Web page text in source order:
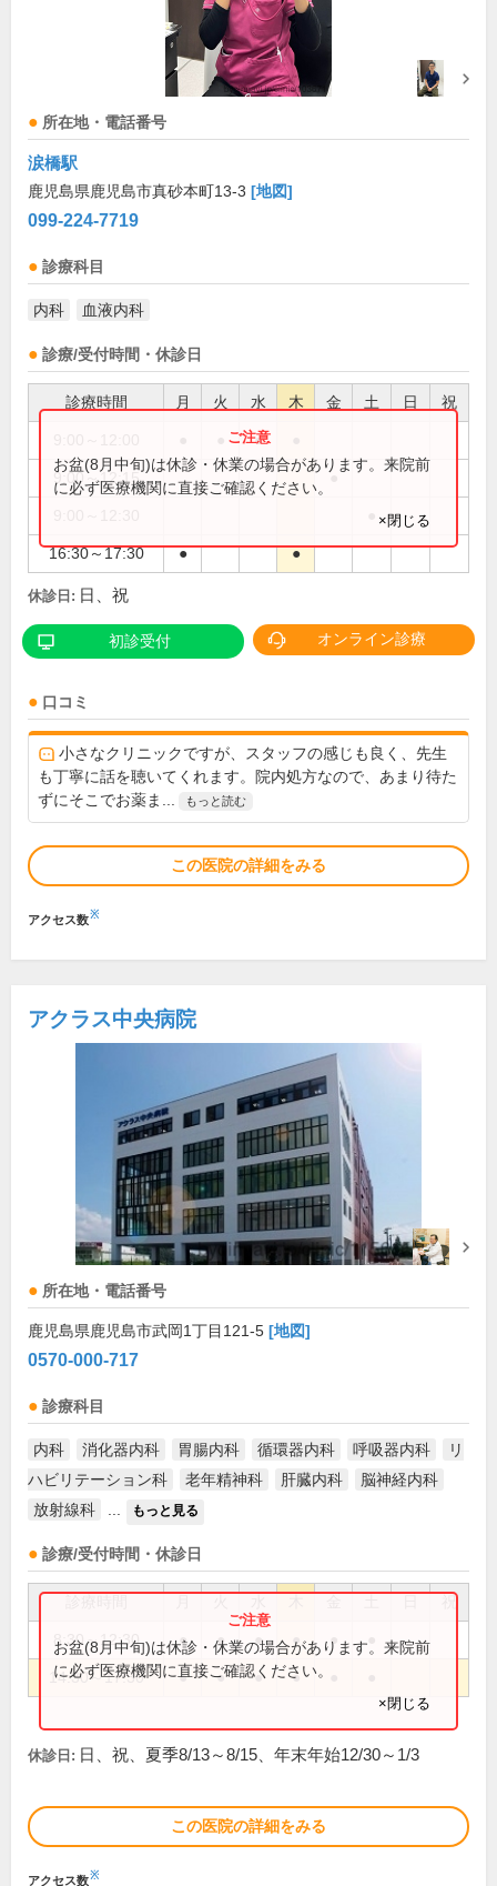
所在地・電話番号
涙橋駅
鹿児島県鹿児島市真砂本町13-3 [地図]
099-224-7719
診療科目
内科 血液内科
診療/受付時間・休診日
診療時間 月 火 水 木 金 土 日 祝
●
9:00～12:15 ●
16:30～17:30 ● ●
お盆(8月中旬)は休診・休業の場合があります。来院前
に必ず医療機関に直接ご確認ください。
×閉じる
休診日: 日、祝
初診受付 オンライン診療
口コミ
小さなクリニックですが、スタッフの感じも良く、先生
も丁寧に話を聴いてくれます。院内処方なので、あまり待た
ずにそこでお薬ま...
もっと読む
この医院の詳細をみる
アクセス数※
アクラス中央病院
所在地・電話番号
鹿児島県鹿児島市武岡1丁目121-5 [地図]
0570-000-717
診療科目
内科 消化器内科 胃腸内科 循環器内科 呼吸器内科
リ
ハビリテーション科
老年精神科 肝臓内科
脳神経内科
放射線科
もっと見る
診療/受付時間・休診日
祝
8:30～12:30 ● ● ● ● ●
14:30～17:30 ● ● ● ●
お盆(8月中旬)は休診・休業の場合があります。来院前
に必ず医療機関に直接ご確認ください。
×閉じる
休診日: 日、祝、夏季8/13～8/15、年末年始12/30～1/3
この医院の詳細をみる
アクセス数※